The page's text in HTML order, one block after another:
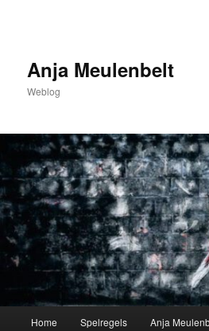
inhoudAnja Meulenbelt
Weblog
Home Spelregels Anja